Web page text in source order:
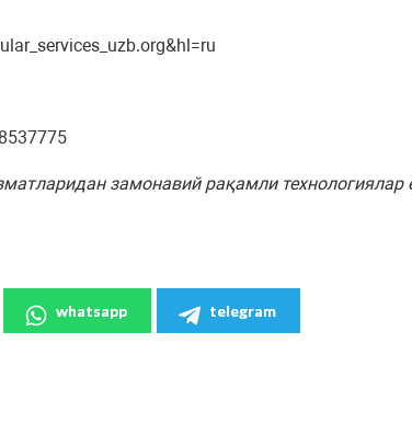
замонавий рақамли
whatsapp telegram